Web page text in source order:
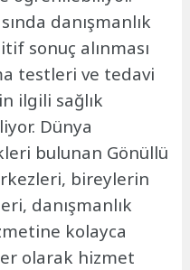
danışmanlık
sonuç alınması
testleri ve tedavi
ilgili sağlık
Dünya
bulunan Gönüllü
bireylerin
danışmanlık
kolayca
olarak hizmet